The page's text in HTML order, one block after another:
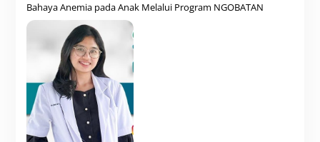
Bahaya Anemia pada Anak Melalui Program NGOBATAN